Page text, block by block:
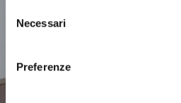
delNecessari
Preferenze